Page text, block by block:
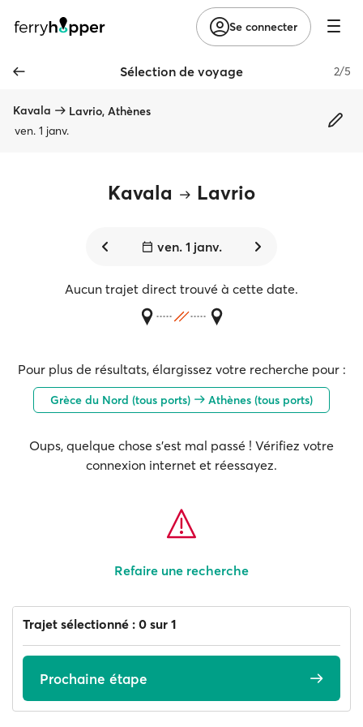
Se connecter
Sélection de voyage 2/5
Kavala
Lavrio, Athènes
ven. 1 janv.
Kavala Lavrio
ven. 1 janv.
Aucun trajet direct trouvé à cette date.
Pour plus de résultats, élargissez votre recherche pour :
Grèce du Nord (tous ports) Athènes (tous ports)
Oups, quelque chose s'est mal passé ! Vérifiez votre
connexion internet et réessayez.
Refaire une recherche
Trajet sélectionné : 0 sur 1
Prochaine étape